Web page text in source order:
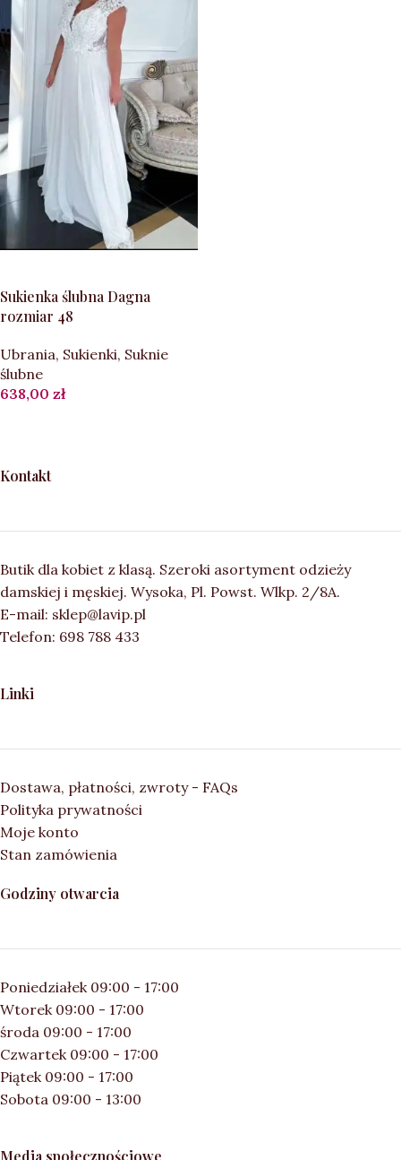
Sukienka ślubna Dagna
rozmiar 48
Ubrania, Sukienki, Suknie
ślubne
638,00 zł
Kontakt
Butik dla kobiet z klasą. Szeroki asortyment odzieży
damskiej i męskiej. Wysoka, Pl. Powst. Wlkp. 2/8A.
E-mail: sklep@lavip.pl
Telefon: 698 788 433
Linki
Dostawa, płatności, zwroty - FAQs
Polityka prywatności
Moje konto
Stan zamówienia
Godziny otwarcia
Poniedziałek 09:00 - 17:00
Wtorek 09:00 - 17:00
środa 09:00 - 17:00
Czwartek 09:00 - 17:00
Piątek 09:00 - 17:00
Sobota 09:00 - 13:00